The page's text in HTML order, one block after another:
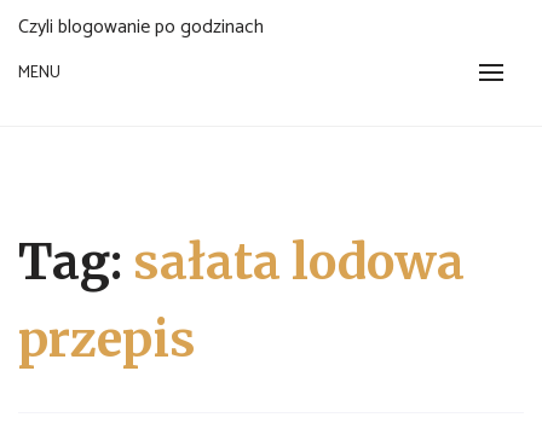
Czyli blogowanie po godzinach
MENU
Tag: sałata lodowa
przepis